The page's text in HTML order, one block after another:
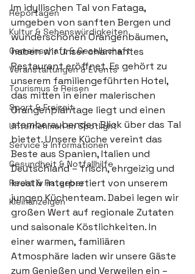
Reportagen
Kultur & Sehenswürdigkeiten
Gemeinschaft & Gesellschaft
Veranstaltungen & Events
Tourismus & Reisen
Sport & Freizeit
Unternehmen im Spotlight
Service & Informationen
Gesundheit & Notfallhilfe
Recht & Ratgeber
Kleinanzeigen
Im idyllischen Tal von Fataga,
umgeben von sanften Bergen und
wunderschönen Orangenbäumen,
haben wir unser charmantes
Restaurant eröffnet. Es gehört zu
unserem familiengeführten Hotel,
das mitten in einer malerischen
Orangenplantage liegt und einen
atemberaubenden Blick über das Tal
bietet. Unsere Küche vereint das
Beste aus Spanien, Italien und
Deutschland – frisch, ehrgeizig und
kreativ interpretiert von unserem
jungen Küchenteam. Dabei legen wir
großen Wert auf regionale Zutaten
und saisonale Köstlichkeiten. In
einer warmen, familiären
Atmosphäre laden wir unsere Gäste
zum Genießen und Verweilen ein –